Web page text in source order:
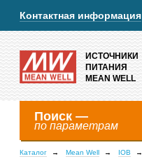
Контактная информация
ИСТОЧНИКИ
ПИТАНИЯ
MEAN WELL
Поиск —
по параметрам
Каталог Mean Well IOB